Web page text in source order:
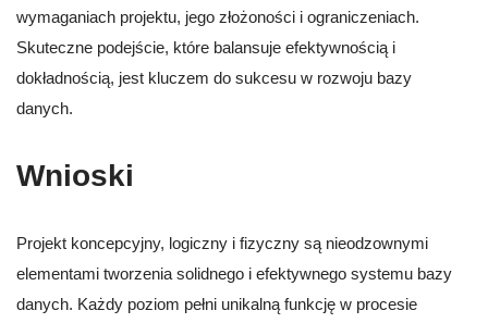
wymaganiach projektu, jego złożoności i ograniczeniach.
Skuteczne podejście, które balansuje efektywnością i
dokładnością, jest kluczem do sukcesu w rozwoju bazy
danych.
Wnioski
Projekt koncepcyjny, logiczny i fizyczny są nieodzownymi
elementami tworzenia solidnego i efektywnego systemu bazy
danych. Każdy poziom pełni unikalną funkcję w procesie